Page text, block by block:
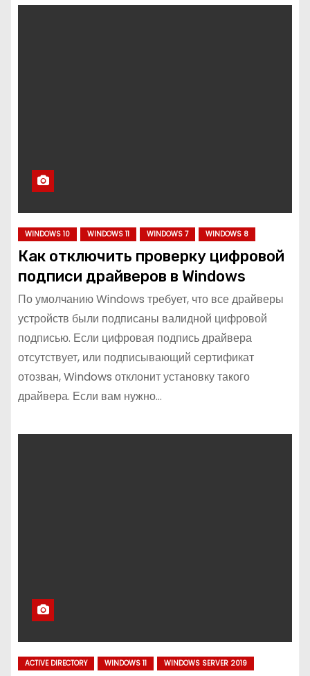
WINDOWS 10 WINDOWS 11 WINDOWS 7 WINDOWS 8
Как отключить проверку цифровой
подписи драйверов в Windows
По умолчанию Windows требует, что все драйверы
устройств были подписаны валидной цифровой
подписью. Если цифровая подпись драйвера
отсутствует, или подписывающий сертификат
отозван, Windows отклонит установку такого
драйвера. Если вам нужно…
ACTIVE DIRECTORY WINDOWS 11 WINDOWS SERVER 2019